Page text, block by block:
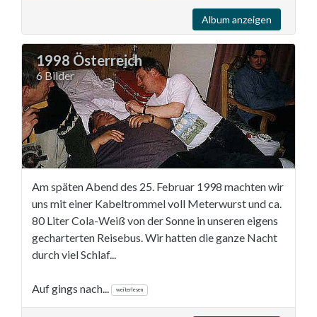
Album anzeigen
1998 Österreich
6 Bilder
Am späten Abend des 25. Februar 1998 machten wir
uns mit einer Kabeltrommel voll Meterwurst und ca.
80 Liter Cola-Weiß von der Sonne in unseren eigens
gecharterten Reisebus. Wir hatten die ganze Nacht
durch viel Schlaf...
Auf gings nach... weiterlesen